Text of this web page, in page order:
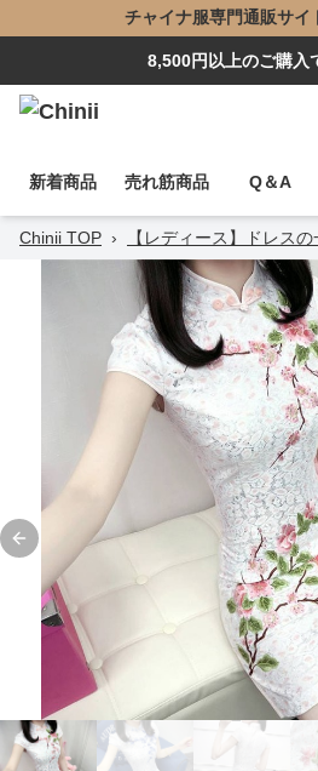
チャイナ服専門通販サイ
8,500円以上のご購入
新着商品 売れ筋商品 Q＆A
Chinii TOP › 【レディース】ドレス
Previous slide